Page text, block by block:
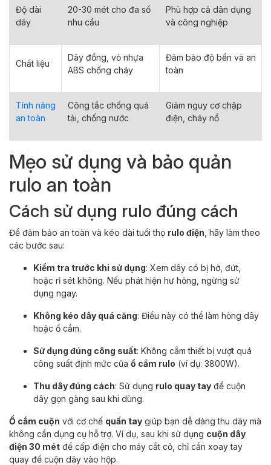
Độ dài
dây
20-30 mét cho đa số
nhu cầu
Phù hợp cả dân dụng
và công nghiệp
Chất liệu
Dây đồng, vỏ nhựa
ABS chống cháy
Đảm bảo độ bền và an
toàn
Tính năng
an toàn
Công tắc chống quá
tải, chống nước
Giảm nguy cơ chập
điện, cháy nổ
Mẹo sử dụng và bảo quản
rulo an toàn
Cách sử dụng rulo đúng cách
Để đảm bảo an toàn và kéo dài tuổi thọ rulo điện , hãy làm theo
các bước sau:
Kiểm tra trước khi sử dụng: Xem dây có bị hở, đứt,
hoặc rỉ sét không. Nếu phát hiện hư hỏng, ngừng sử
dụng ngay.
Không kéo dây quá căng: Điều này có thể làm hỏng dây
hoặc ổ cắm.
Sử dụng đúng công suất: Không cắm thiết bị vượt quá
công suất định mức của ổ cắm rulo (ví dụ: 3800W).
Thu dây đúng cách: Sử dụng rulo quay tay để cuộn
dây gọn gàng sau khi dùng.
Ổ cắm cuộn với cơ chế quấn tay giúp bạn dễ dàng thu dây mà
không cần dụng cụ hỗ trợ. Ví dụ, sau khi sử dụng cuộn dây
điện 30 mét để cấp điện cho máy cắt cỏ, chỉ cần xoay tay
quay để cuộn dây vào hộp.